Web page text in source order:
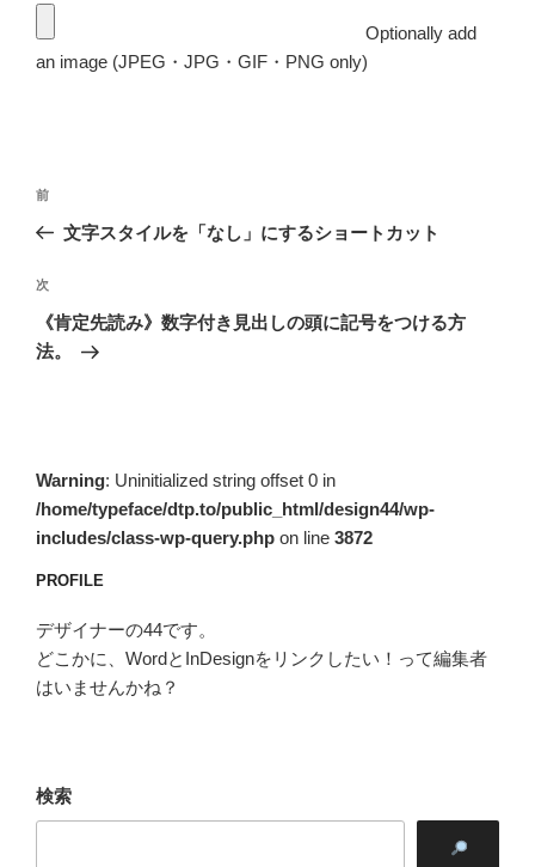
Optionally add
an image (JPEG・JPG・GIF・PNG only)
投
ナ
ビ
ゲ
ー
前
の
稿
前
文字スタイルを「なし」にするショートカット
次
の
投
次
《肯定先読み》数字付き見出しの頭に記号をつける方
法。
Warning: Uninitialized string offset 0 in
/home/typeface/dtp.to/public_html/design44/wp-
includes/class-wp-query.php on line 3872
PROFILE
デザイナーの44です。
どこかに、WordとInDesignをリンクしたい！って編集者
はいませんかね？
検索